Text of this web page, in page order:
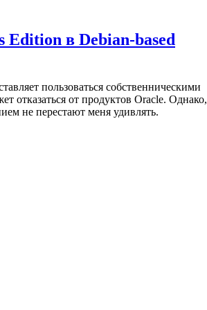
Edition в Debian-based
пользоваться собственническими
отказаться от продуктов Oracle. Однако,
не перестают меня удивлять.